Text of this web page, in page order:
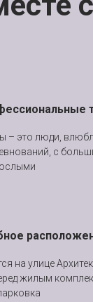
– это люди,
с
на улице
жилым